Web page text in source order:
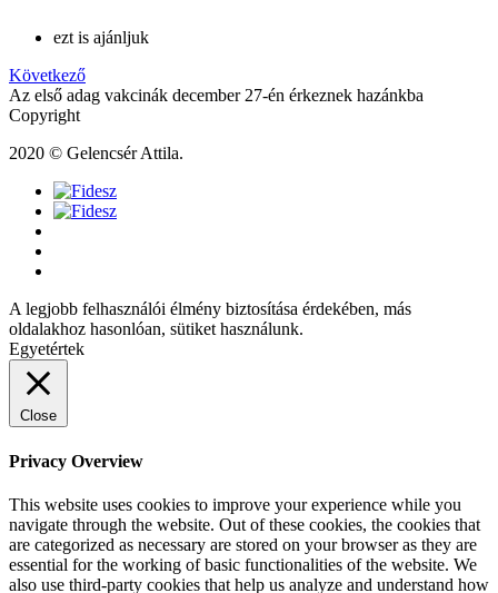
ezt is ajánljuk
Következő
Az első adag vakcinák december 27-én érkeznek hazánkba
Copyright
2020 © Gelencsér Attila.
A legjobb felhasználói élmény biztosítása érdekében, más
oldalakhoz hasonlóan, sütiket használunk.
Egyetértek
Close
Privacy Overview
This website uses cookies to improve your experience while you
navigate through the website. Out of these cookies, the cookies that
are categorized as necessary are stored on your browser as they are
essential for the working of basic functionalities of the website. We
also use third-party cookies that help us analyze and understand how